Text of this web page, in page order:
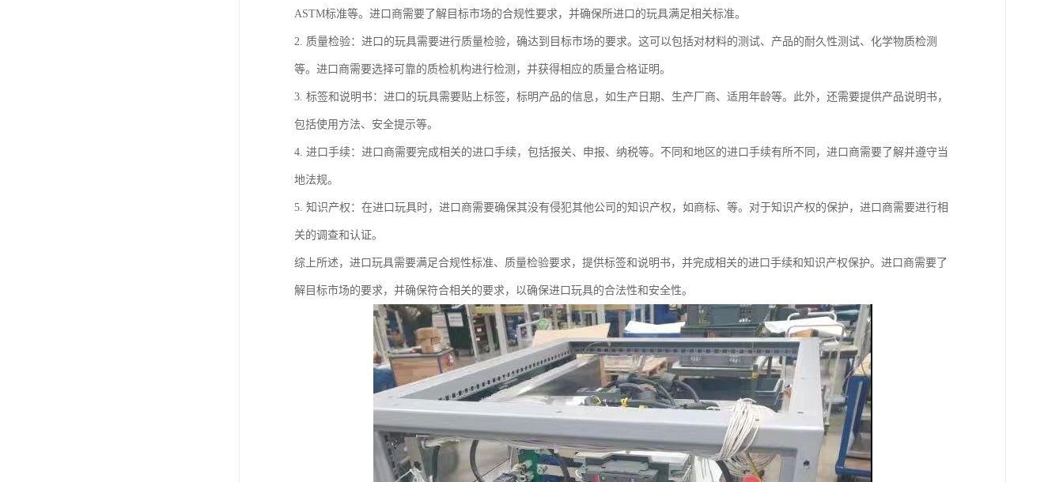
ASTM标准等。进口商需要了解目标市场的合规性要求，并确保所进口的玩具满足相关标准。
2. 质量检验：进口的玩具需要进行质量检验，确达到目标市场的要求。这可以包括对材料的测试、产品的耐久性测试、化学物质检测
等。进口商需要选择可靠的质检机构进行检测，并获得相应的质量合格证明。
3. 标签和说明书：进口的玩具需要贴上标签，标明产品的信息，如生产日期、生产厂商、适用年龄等。此外，还需要提供产品说明书，
包括使用方法、安全提示等。
4. 进口手续：进口商需要完成相关的进口手续，包括报关、申报、纳税等。不同和地区的进口手续有所不同，进口商需要了解并遵守当
地法规。
5. 知识产权：在进口玩具时，进口商需要确保其没有侵犯其他公司的知识产权，如商标、等。对于知识产权的保护，进口商需要进行相
关的调查和认证。
综上所述，进口玩具需要满足合规性标准、质量检验要求，提供标签和说明书，并完成相关的进口手续和知识产权保护。进口商需要了
解目标市场的要求，并确保符合相关的要求，以确保进口玩具的合法性和安全性。